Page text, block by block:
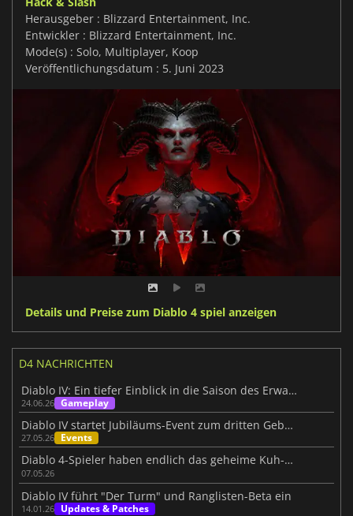
Herausgeber : Blizzard Entertainment, Inc.
Entwickler : Blizzard Entertainment, Inc.
Mode(s) : Solo, Multiplayer, Koop
Veröffentlichungsdatum : 5. Juni 2023
Details und Preise zum Diablo 4 spiel anzeigen
D4 NACHRICHTEN
Diablo IV: Ein tiefer Einblick in die Saison des Erwachen Todes
24.06.26 Gameplay
Diablo IV startet Jubiläums-Event zum dritten Geburtstag
27.05.26 Events
Diablo 4-Spieler haben endlich das geheime Kuh-Level gefunden
07.05.26
Diablo IV führt "Der Turm" und Ranglisten-Beta ein
14.01.26 Updates & Patches